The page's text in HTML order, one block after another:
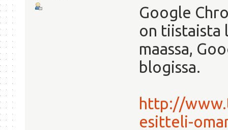
Google
on tiistaista
maassa,
blogissa.
http://
esitteli-